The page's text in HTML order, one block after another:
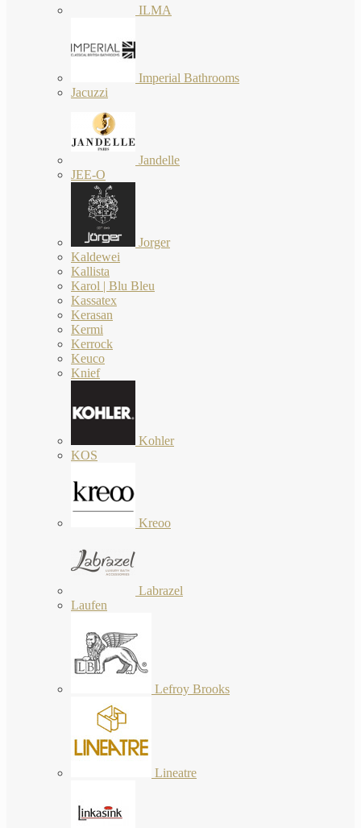
ILMA
Imperial Bathrooms
Jacuzzi
Jandelle
JEE-O
Jorger
Kaldewei
Kallista
Karol | Blu Bleu
Kassatex
Kerasan
Kermi
Kerrock
Keuco
Knief
Kohler
KOS
Kreoo
Labrazel
Laufen
Lefroy Brooks
Lineatre